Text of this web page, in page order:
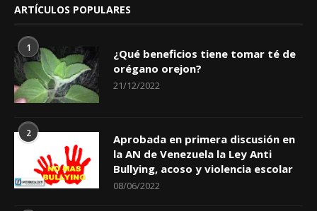
ARTÍCULOS POPULARES
1
¿Qué beneficios tiene tomar té de
orégano orejon?
21/12/2022
2
Aprobada en primera discusión en
la AN de Venezuela la Ley Anti
Bullying, acoso y violencia escolar
08/06/2022